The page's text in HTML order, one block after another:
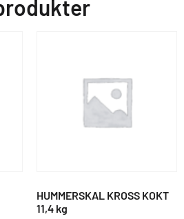
HUMMERSKAL KROSS KOKT
11,4 kg